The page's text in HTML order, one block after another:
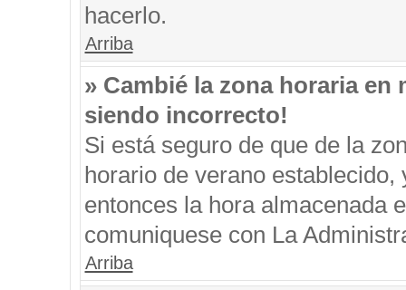
hacerlo.
Arriba
» Cambié la zona horaria
siendo incorrecto!
Si está seguro de que de la
horario de verano
entonces la hora almacenada
comuniquese con La
Arriba